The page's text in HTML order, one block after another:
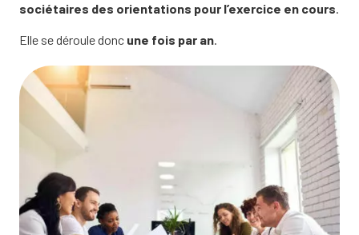
sociétaires des orientations pour l’exercice en cours.
Elle se déroule donc une fois par an.